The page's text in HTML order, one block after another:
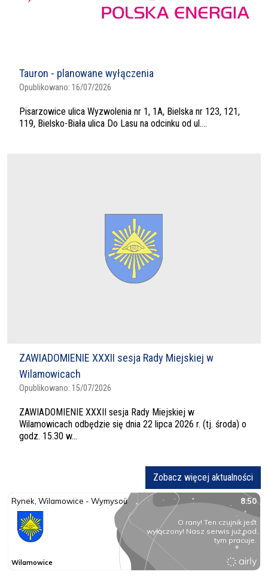
Tauron - planowane wyłączenia
Opublikowano: 16/07/2026
Pisarzowice ulica Wyzwolenia nr 1, 1A, Bielska nr 123, 121,
119, Bielsko-Biała ulica Do Lasu na odcinku od ul....
ZAWIADOMIENIE XXXII sesja Rady Miejskiej w
Wilamowicach
Opublikowano: 15/07/2026
ZAWIADOMIENIE XXXII sesja Rady Miejskiej w
Wilamowicach odbędzie się dnia 22 lipca 2026 r. (tj. środa) o
godz. 15.30 w...
Zobacz więcej aktualności